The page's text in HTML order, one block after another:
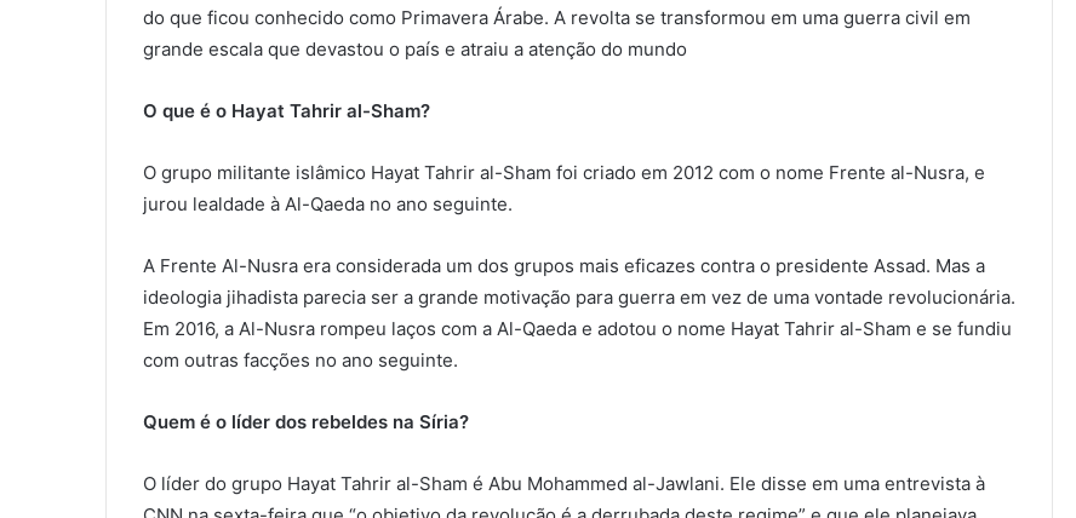
do que ficou conhecido como Primavera Árabe. A revolta se transformou em uma guerra civil em
grande escala que devastou o país e atraiu a atenção do mundo
O que é o Hayat Tahrir al-Sham?
O grupo militante islâmico Hayat Tahrir al-Sham foi criado em 2012 com o nome Frente al-Nusra, e
jurou lealdade à Al-Qaeda no ano seguinte.
A Frente Al-Nusra era considerada um dos grupos mais eficazes contra o presidente Assad. Mas a
ideologia jihadista parecia ser a grande motivação para guerra em vez de uma vontade revolucionária.
Em 2016, a Al-Nusra rompeu laços com a Al-Qaeda e adotou o nome Hayat Tahrir al-Sham e se fundiu
com outras facções no ano seguinte.
Quem é o líder dos rebeldes na Síria?
O líder do grupo Hayat Tahrir al-Sham é Abu Mohammed al-Jawlani. Ele disse em uma entrevista à